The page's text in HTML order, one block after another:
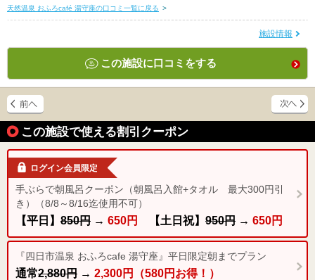
天然温泉 おふろcafé 湯守座の口コミ一覧に戻る >
施設情報
この施設に口コミをする
この施設で使える割引クーポン
ログイン会員限定
手ぶらで朝風呂クーポン（朝風呂入館+タオル 最大300円引
き）（8/8～8/16迄使用不可）
【平日】 850円 → 650円 【土日祝】 950円 → 650円
『四日市温泉 おふろcafe 湯守座』平日限定朝までプラン
通常2,880円 → 2,300円（580円お得！）